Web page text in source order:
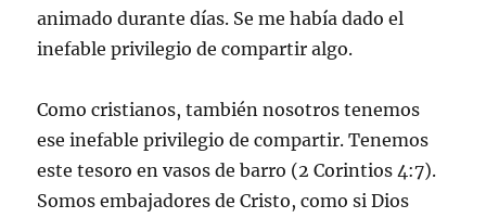
animado durante días. Se me había dado el
inefable privilegio de compartir algo.
Como cristianos, también nosotros tenemos
ese inefable privilegio de compartir. Tenemos
este tesoro en vasos de barro (2 Corintios 4:7).
Somos embajadores de Cristo, como si Dios